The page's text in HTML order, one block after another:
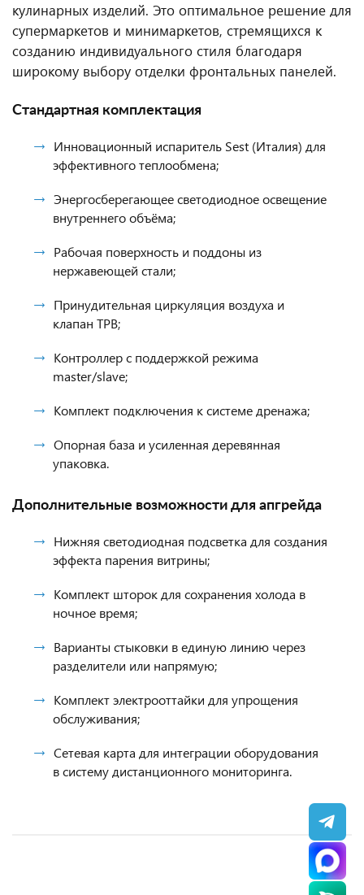
кулинарных изделий. Это оптимальное решение для
супермаркетов и минимаркетов, стремящихся к
созданию индивидуального стиля благодаря
широкому выбору отделки фронтальных панелей.
Стандартная комплектация
Инновационный испаритель Sest (Италия) для
эффективного теплообмена;
Энергосберегающее светодиодное освещение
внутреннего объёма;
Рабочая поверхность и поддоны из
нержавеющей стали;
Принудительная циркуляция воздуха и
клапан ТРВ;
Контроллер с поддержкой режима
master/slave;
Комплект подключения к системе дренажа;
Опорная база и усиленная деревянная
упаковка.
Дополнительные возможности для апгрейда
Нижняя светодиодная подсветка для создания
эффекта парения витрины;
Комплект шторок для сохранения холода в
ночное время;
Варианты стыковки в единую линию через
разделители или напрямую;
Комплект электрооттайки для упрощения
обслуживания;
Сетевая карта для интеграции оборудования
в систему дистанционного мониторинга.